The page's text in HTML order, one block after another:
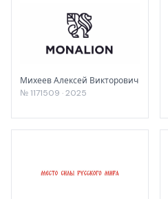
Михеев Алексей Викторович
№ 1171509 · 2025